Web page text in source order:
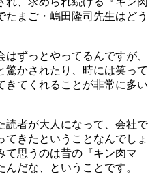
まご・嶋田隆司先生はどう
はずっとやってるんですが、
驚かされたり、時には笑って
きてくれることが非常に多い
読者が大人になって、会社で
きたということなんでしょ
て思うのは昔の『キン肉マ
だな、ということです。